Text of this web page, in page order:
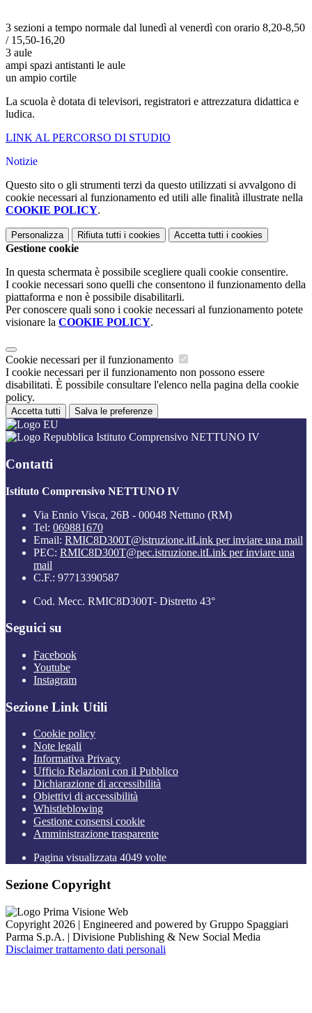
3 sezioni a tempo normale dal lunedì al venerdì con orario 8,20-8,50
/ 15,50-16,20
3 aule
ampi spazi antistanti le aule
un ampio cortile
La scuola è dotata di televisori, registratori e attrezzatura didattica e
ludica.
LINK AL PERCORSO DI STUDIO
Notizie
Questo sito o gli strumenti terzi da questo utilizzati si avvalgono di
cookie necessari al funzionamento ed utili alle finalità illustrate nella
COOKIE POLICY.
Personalizza Rifiuta tutti i cookies Accetta tutti i cookies
Gestione cookie
In questa schermata è possibile scegliere quali cookie consentire.
I cookie necessari sono quelli che consentono il funzionamento della
piattaforma e non è possibile disabilitarli.
Per conoscere quali sono i cookie necessari al funzionamento potete
visionare la COOKIE POLICY.
Cookie necessari per il funzionamento
I cookie necessari per il funzionamento non possono essere
disabilitati. È possibile consultare l'elenco nella pagina della cookie
policy.
Accetta tutti Salva le preferenze
Istituto Comprensivo NETTUNO IV
Contatti
Istituto Comprensivo NETTUNO IV
Via Ennio Visca, 26B - 00048 Nettuno (RM)
Tel: 069881670
Email: RMIC8D300T@istruzione.itLink per inviare una mail
PEC: RMIC8D300T@pec.istruzione.itLink per inviare una
mail
C.F.: 97713390587
Cod. Mecc. RMIC8D300T- Distretto 43°
Seguici su
Facebook
Youtube
Instagram
Sezione Link Utili
Cookie policy
Note legali
Informativa Privacy
Ufficio Relazioni con il Pubblico
Dichiarazione di accessibilità
Obiettivi di accessibilità
Whistleblowing
Gestione consensi cookie
Amministrazione trasparente
Pagina visualizzata 4049 volte
Sezione Copyright
Copyright 2026 | Engineered and powered by Gruppo Spaggiari
Parma S.p.A. | Divisione Publishing & New Social Media
Disclaimer trattamento dati personali